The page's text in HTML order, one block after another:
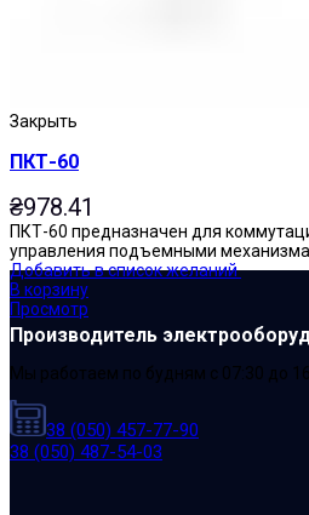
Закрыть
ПКТ-60
₴978.41
ПКТ-60 предназначен для
управления подъемными
Добавить в список желаний
В корзину
Просмотр
Производитель
Мы работаем по будням с 07:30 до
38 (050) 457-77-90
38 (050) 487-54-03